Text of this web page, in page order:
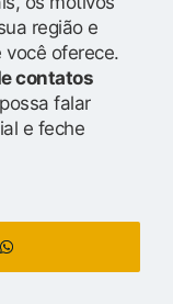
região e
oferece.
contatos
falar
e feche